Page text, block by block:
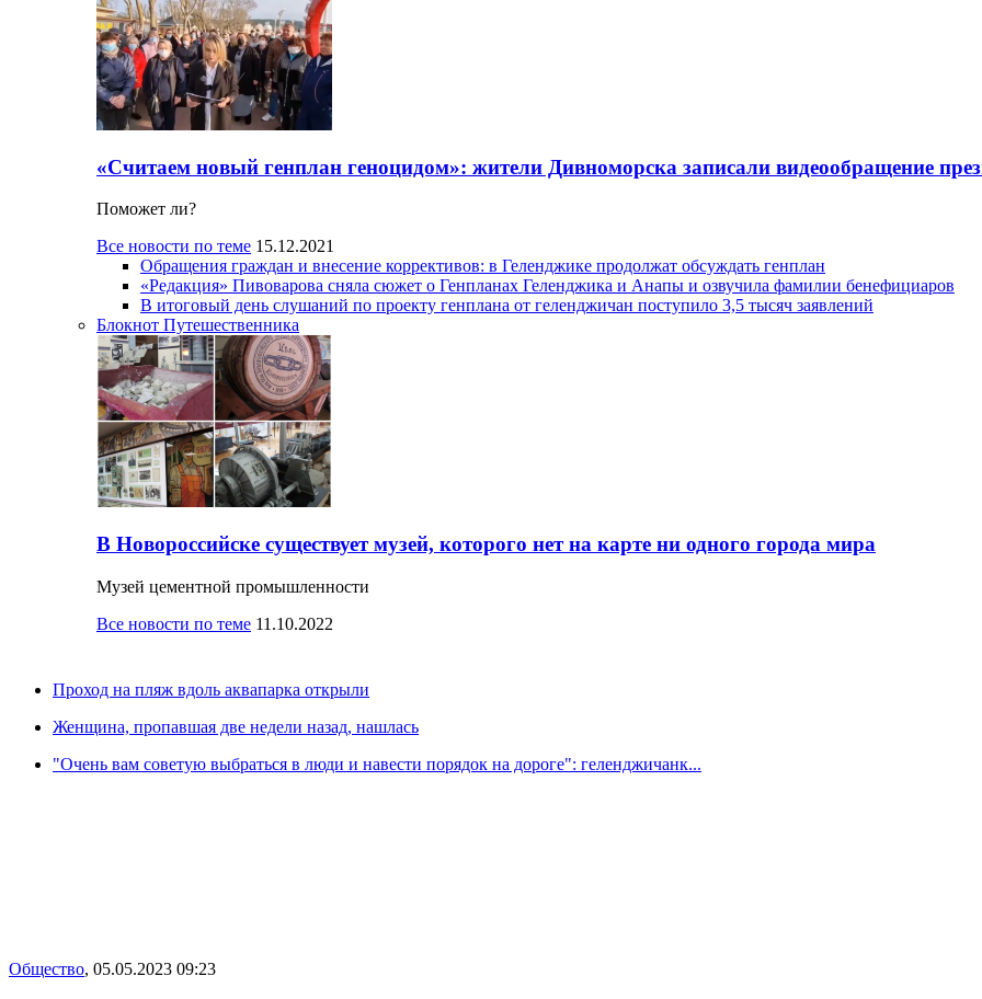
«Считаем новый генплан геноцидом»: жители Дивноморска записали видеообращение
Поможет ли?
Все новости по теме 15.12.2021
Обращения граждан и внесение коррективов: в Геленджике продолжат обсуждать генплан
«Редакция» Пивоварова сняла сюжет о Генпланах Геленджика и Анапы и озвучила фамилии бенефициаров
В итоговый день слушаний по проекту генплана от геленджичан поступило 3,5 тысяч заявлений
Блокнот Путешественника
В Новороссийске существует музей, которого нет на карте ни одного города мира
Музей цементной промышленности
Все новости по теме 11.10.2022
Проход на пляж вдоль аквапарка открыли
Женщина, пропавшая две недели назад, нашлась
"Очень вам советую выбраться в люди и навести порядок на дороге": геленджичанк...
Общество, 05.05.2023 09:23